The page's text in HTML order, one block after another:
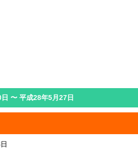
〜 平成28年5月27日